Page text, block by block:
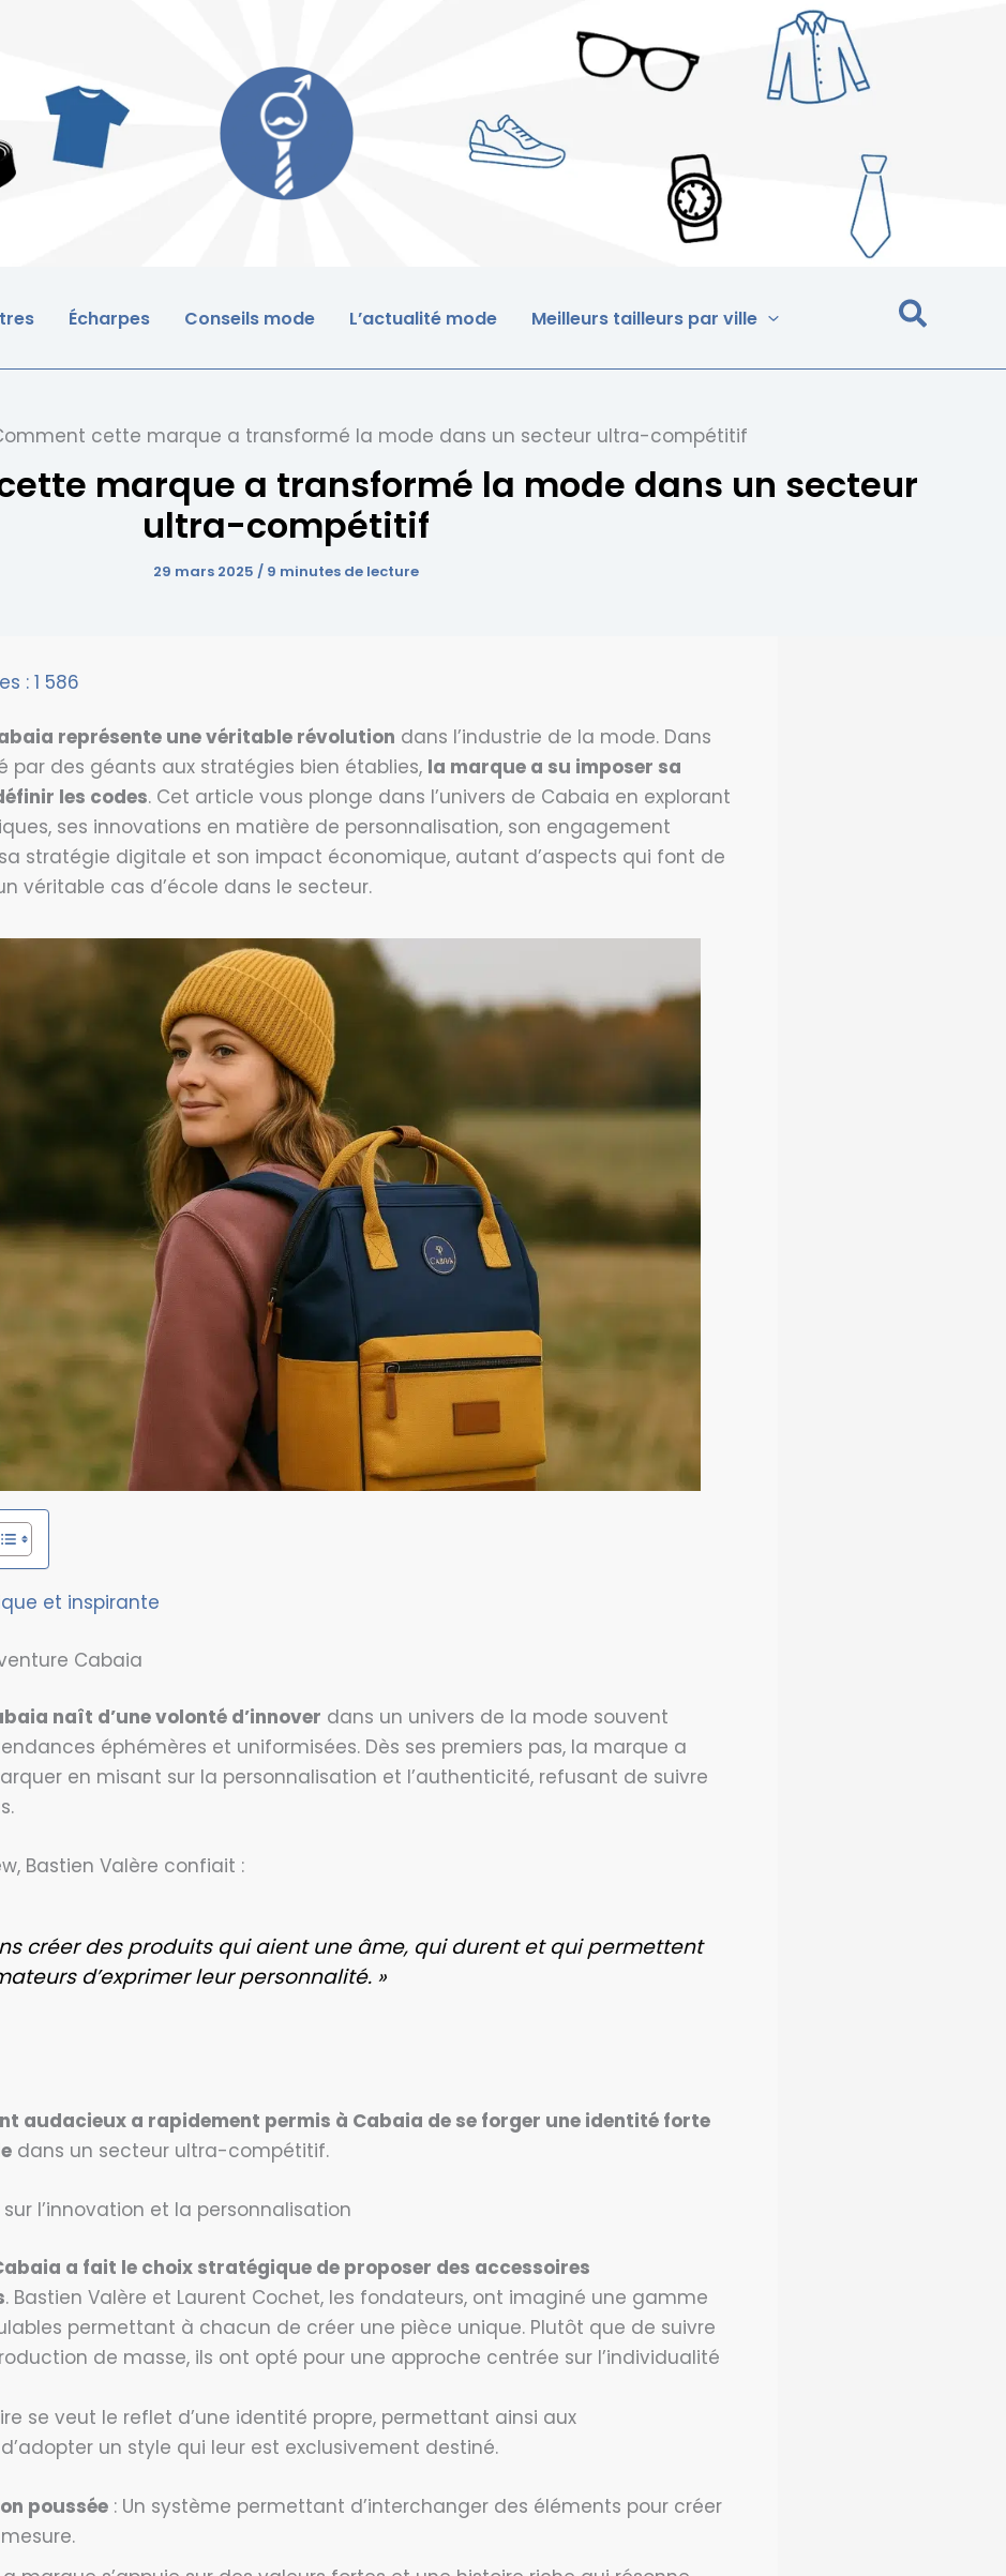
Écharpes Conseils mode L’actualité mode Meilleurs tailleurs par ville
cette marque a transformé la mode dans un secteur ultra-compétitif
marque a transformé la mode dans un secteur
ultra-compétitif
29 mars 2025 / 9 minutes de lecture
: 1 586
représente une véritable révolution dans l’industrie de la mode. Dans
par des géants aux stratégies bien établies, la marque a su imposer sa
les codes. Cet article vous plonge dans l’univers de Cabaia en explorant
ses innovations en matière de personnalisation, son engagement
stratégie digitale et son impact économique, autant d’aspects qui font de
véritable cas d’école dans le secteur.
et inspirante
Cabaia
naît d’une volonté d’innover dans un univers de la mode souvent
éphémères et uniformisées. Dès ses premiers pas, la marque a
en misant sur la personnalisation et l’authenticité, refusant de suivre
Bastien Valère confiait :
créer des produits qui aient une âme, qui durent et qui permettent
d’exprimer leur personnalité. »
audacieux a rapidement permis à Cabaia de se forger une identité forte
dans un secteur ultra-compétitif.
l’innovation et la personnalisation
a fait le choix stratégique de proposer des accessoires
. Bastien Valère et Laurent Cochet, les fondateurs, ont imaginé une gamme
permettant à chacun de créer une pièce unique. Plutôt que de suivre
de masse, ils ont opté pour une approche centrée sur l’individualité
se veut le reflet d’une identité propre, permettant ainsi aux
un style qui leur est exclusivement destiné.
poussée : Un système permettant d’interchanger des éléments pour créer